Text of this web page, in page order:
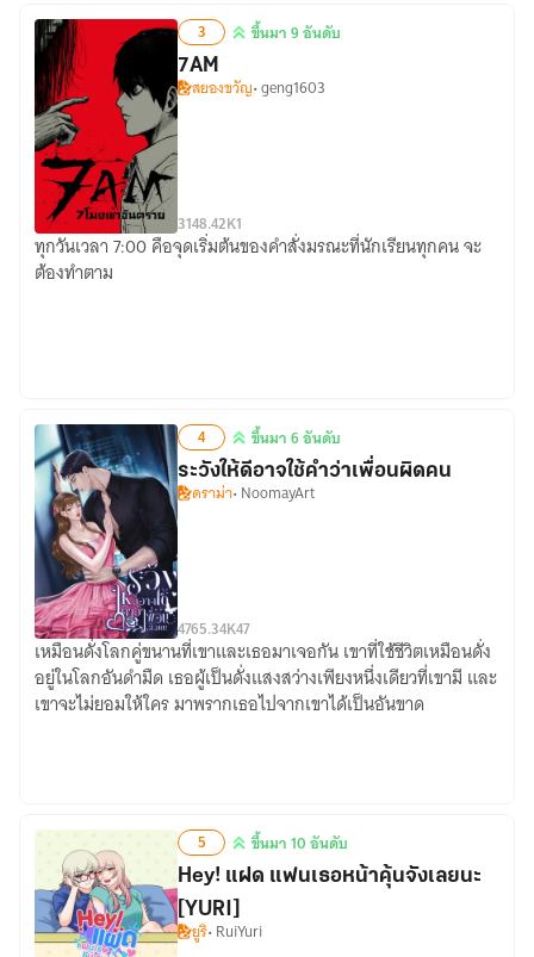
ของ
ผม
BL
7AM
3
ขึ้น
มา
ขึ้นมา 9 อันดับ
7AM
สยองขวัญ• geng1603
3148.42K1
ทุกวันเวลา 7:00 คือจุดเริ่มต้นของคำสั่งมรณะที่นักเรียนทุกคน จะ
ต้องทำตาม
ระวัง
ให้
ดี
ว่า
เพื่อน
ผิด
คน
4
ขึ้น
มา
ขึ้นมา 6 อันดับ
ระวังให้ดีอาจใช้คำว่าเพื่อนผิดคน
ดราม่า• NoomayArt
4765.34K47
เหมือนดั่งโลกคู่ขนานที่เขาและเธอมาเจอกัน เขาที่ใช้ชีวิตเหมือนดั่ง
อยู่ในโลกอันดำมืด เธอผู้เป็นดั่งแสงสว่างเพียงหนึ่งเดียวที่เขามี และ
เขาจะไม่ยอมให้ใคร มาพรากเธอไปจากเขาได้เป็นอันขาด
5
ขึ้น
มา
10
อันดับ
ขึ้นมา 10 อันดับ
Hey! แฝด แฟนเธอหน้าคุ้นจังเลยนะ
[YURI]
ยูริ• RuiYuri